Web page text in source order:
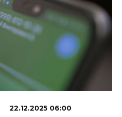
22.12.2025 06:00